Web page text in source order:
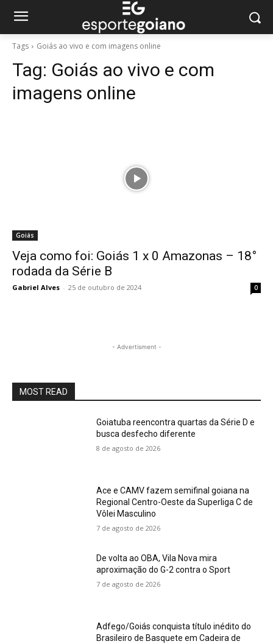
Tags Goiás ao vivo e com imagens online
Tag: Goiás ao vivo e com
imagens online
Goiás
Veja como foi: Goiás 1 x 0 Amazonas – 18°
rodada da Série B
Gabriel Alves - 25 de outubro de 2024 0
- Advertisment -
MOST READ
Goiatuba reencontra quartas da Série D e
busca desfecho diferente
8 de agosto de 2026
Ace e CAMV fazem semifinal goiana na
Regional Centro-Oeste da Superliga C de
Vôlei Masculino
7 de agosto de 2026
De volta ao OBA, Vila Nova mira
aproximação do G-2 contra o Sport
7 de agosto de 2026
Adfego/Goiás conquista título inédito do
Brasileiro de Basquete em Cadeira de